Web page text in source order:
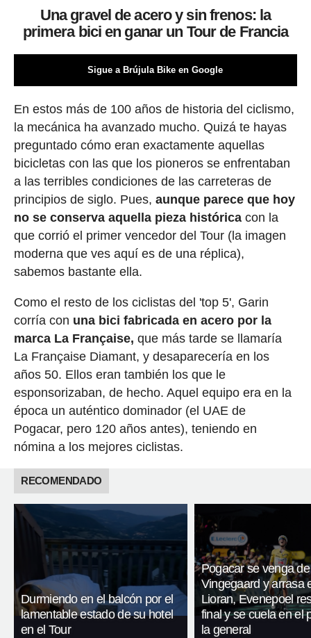
Una gravel de acero y sin frenos: la
primera bici en ganar un Tour de Francia
Sigue a Brújula Bike en Google
En estos más de 100 años de historia del ciclismo,
la mecánica ha avanzado mucho. Quizá te hayas
preguntado cómo eran exactamente aquellas
bicicletas con las que los pioneros se enfrentaban
a las terribles condiciones de las carreteras de
principios de siglo. Pues, aunque parece que hoy
no se conserva aquella pieza históricacon la
que corrió el primer vencedor del Tour (la imagen
moderna que ves aquí es de una réplica),
sabemos bastante ella.
Como el resto de los ciclistas del 'top 5', Garin
corría con una bici fabricada en acero por la
marca La Française, que más tarde se llamaría
La Française Diamant, y desaparecería en los
años 50. Ellos eran también los que le
esponsorizaban, de hecho. Aquel equipo era en la
época un auténtico dominador (el UAE de
Pogacar, pero 120 años antes), teniendo en
nómina a los mejores ciclistas.
RECOMENDADO
Durmiendo en el balcón por el
lamentable estado de su hotel
en el Tour
Pogacar se venga de
Vingegaard y arrasa
Lioran, Evenepoel
final y se cuela en el
la general